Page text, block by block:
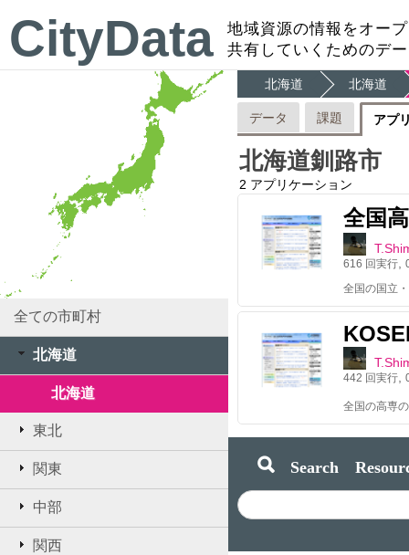
CityData
地域資源の情報をオー
共有していくためのデ
全ての市町村
北海道
北海道
東北
関東
中部
関西
北海道 北海道
データ 課題 アプ
北海道釧路市
2 アプリケーション
全国
616 回実行
全国の国立
442 回実行
全国の高専
Search